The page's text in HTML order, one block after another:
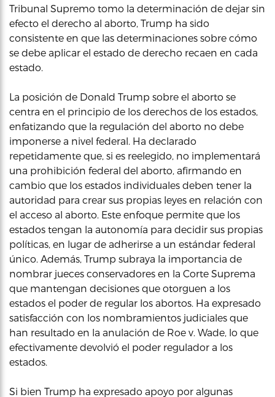
Tribunal Supremo tomo la determinación de dejar sin
efecto el derecho al aborto, Trump ha sido
consistente en que las determinaciones sobre cómo
se debe aplicar el estado de derecho recaen en cada
estado.
La posición de Donald Trump sobre el aborto se
centra en el principio de los derechos de los estados,
enfatizando que la regulación del aborto no debe
imponerse a nivel federal. Ha declarado
repetidamente que, si es reelegido, no implementará
una prohibición federal del aborto, afirmando en
cambio que los estados individuales deben tener la
autoridad para crear sus propias leyes en relación con
el acceso al aborto. Este enfoque permite que los
estados tengan la autonomía para decidir sus propias
políticas, en lugar de adherirse a un estándar federal
único. Además, Trump subraya la importancia de
nombrar jueces conservadores en la Corte Suprema
que mantengan decisiones que otorguen a los
estados el poder de regular los abortos. Ha expresado
satisfacción con los nombramientos judiciales que
han resultado en la anulación de Roe v. Wade, lo que
efectivamente devolvió el poder regulador a los
estados.
Si bien Trump ha expresado apoyo por algunas